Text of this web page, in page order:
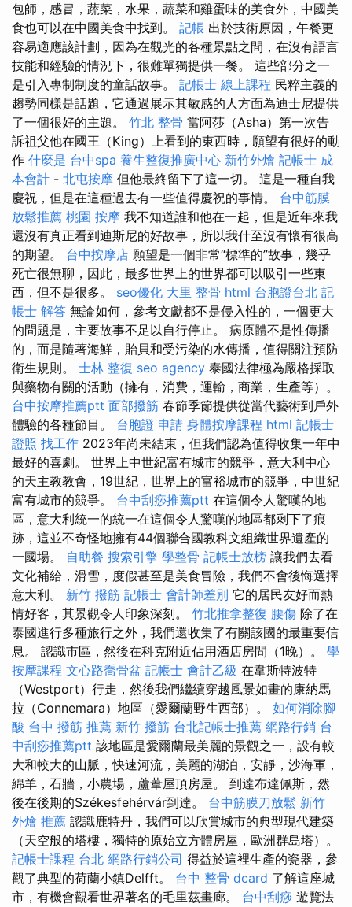
包師，感冒，蔬菜，水果，蔬菜和雞蛋味的美食外，中國美
食也可以在中國美食中找到。 記帳 出於技術原因，午餐更
容易適應該計劃，因為在觀光的各種景點之間，在沒有語言
技能和經驗的情況下，很難單獨提供一餐。 這些部分之一
是引入專制制度的童話故事。 記帳士 線上課程 民粹主義的
趨勢同樣是話題，它通過展示其敏感的人方面為迪士尼提供
了一個很好的主題。 竹北 整骨 當阿莎（Asha）第一次告
訴祖父他在國王（King）上看到的東西時，願望有很好的動
作 什麼是 台中spa 養生整復推廣中心 新竹外燴 記帳士 成
本會計 - 北屯按摩 但他最終留下了這一切。 這是一種自我
慶祝，但是在這種過去有一些值得慶祝的事情。 台中筋膜
放鬆推薦 桃園 按摩 我不知道誰和他在一起，但是近年來我
還沒有真正看到迪斯尼的好故事，所以我什至沒有懷有很高
的期望。 台中按摩店 願望是一個非常“標準的”故事，幾乎
死亡很無聊，因此，最多世界上的世界都可以吸引一些東
西，但不是很多。 seo優化 大里 整骨 html 台胞證台北 記
帳士 解答 無論如何，參考文獻都不是侵入性的，一個更大
的問題是，主要故事不足以自行停止。 病原體不是性傳播
的，而是隨著海鮮，貽貝和受污染的水傳播，值得關注預防
衛生規則。 士林 整復 seo agency 泰國法律極為嚴格採取
與藥物有關的活動（擁有，消費，運輸，商業，生產等）。
台中按摩推薦ptt 面部撥筋 春節季節提供從當代藝術到戶外
體驗的各種節目。 台胞證 申請 身體按摩課程 html 記帳士
證照 找工作 2023年尚未結束，但我們認為值得收集一年中
最好的喜劇。 世界上中世紀富有城市的競爭，意大利中心
的天主教教會，19世紀，世界上的富裕城市的競爭，中世紀
富有城市的競爭。 台中刮痧推薦ptt 在這個令人驚嘆的地
區，意大利統一的統一在這個令人驚嘆的地區都剩下了痕
跡，這並不奇怪地擁有44個聯合國教科文組織世界遺產的
一國場。 自助餐 搜索引擎 學整骨 記帳士放榜 讓我們去看
文化補給，滑雪，度假甚至是美食冒險，我們不會後悔選擇
意大利。 新竹 撥筋 記帳士 會計師差別 它的居民友好而熱
情好客，其景觀令人印象深刻。 竹北推拿整復 腰傷 除了在
泰國進行多種旅行之外，我們還收集了有關該國的最重要信
息。 認識市區，然後在科克附近佔用酒店房間（1晚）。 學
按摩課程 文心路喬骨盆 記帳士 會計乙級 在韋斯特波特
（Westport）行走，然後我們繼續穿越風景如畫的康納馬
拉（Connemara）地區（愛爾蘭野生西部）。 如何消除腳
酸 台中 撥筋 推薦 新竹 撥筋 台北記帳士推薦 網路行銷 台
中刮痧推薦ptt 該地區是愛爾蘭最美麗的景觀之一，設有較
大和較大的山脈，快速河流，美麗的湖泊，安靜，沙海軍，
綿羊，石牆，小農場，蘆葦屋頂房屋。 到達布達佩斯，然
後在後期的Székesfehérvár到達。 台中筋膜刀放鬆 新竹
外燴 推薦 認識鹿特丹，我們可以欣賞城市的典型現代建築
（天空般的塔樓，獨特的原始立方體房屋，歐洲群島塔）。
記帳士課程 台北 網路行銷公司 得益於這裡生產的瓷器，參
觀了典型的荷蘭小鎮Delfft。 台中 整骨 dcard 了解這座城
市，有機會觀看世界著名的毛里茲畫廊。 台中刮痧 遊覽法